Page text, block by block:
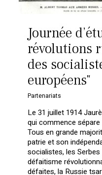
Journée
révolutions
des
européens"
Partenariats
Le 31 juillet 1914
qui commence
Tous en grande
patrie et son
socialistes, les
défaitisme
défaites, la Russie